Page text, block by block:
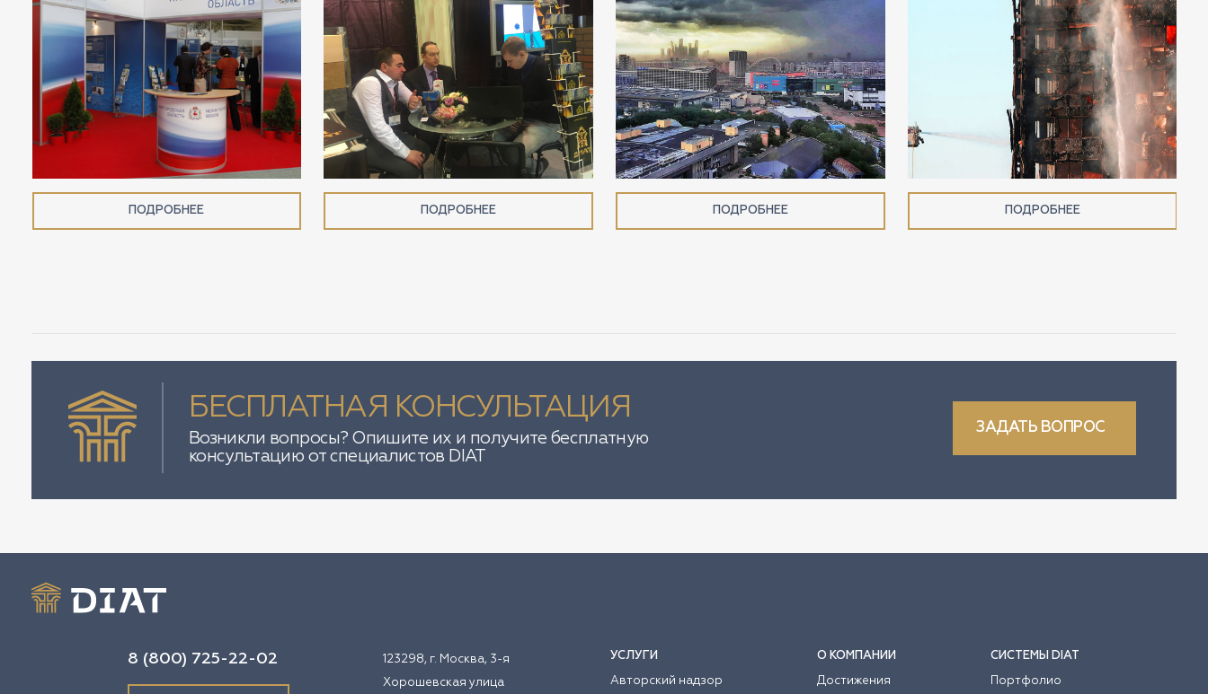
ПОДРОБНЕЕ ПОДРОБНЕЕ ПОДРОБНЕЕ ПОДРОБНЕЕ
БЕСПЛАТНАЯ КОНСУЛЬТАЦИЯ
Возникли вопросы? Опишите их и получите бесплатную
консультацию от специалистов DIAT
ЗАДАТЬ ВОПРОС
8 (800) 725-22-02
123298, г. Москва, 3-я
Хорошевская улица
УСЛУГИ
Авторский надзор
О КОМПАНИИ
Достижения
СИСТЕМЫ DIAT
Портфолио